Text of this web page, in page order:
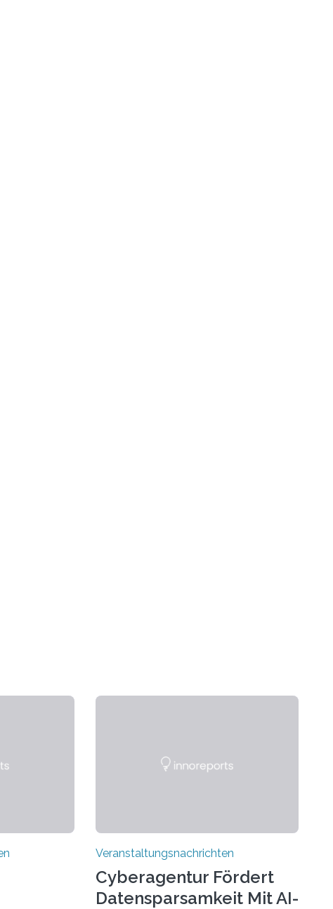
Veranstaltungsnachrichten
Cyberagentur Fördert
Datensparsamkeit Mit AI-